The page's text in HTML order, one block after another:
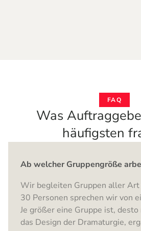
FAQ
Was
häufigsten
Ab welcher Gruppengröße
Wir begleiten Gruppen aller Art
30 Personen sprechen wir von
Je größer eine Gruppe ist,
das Design der Dramaturgie,